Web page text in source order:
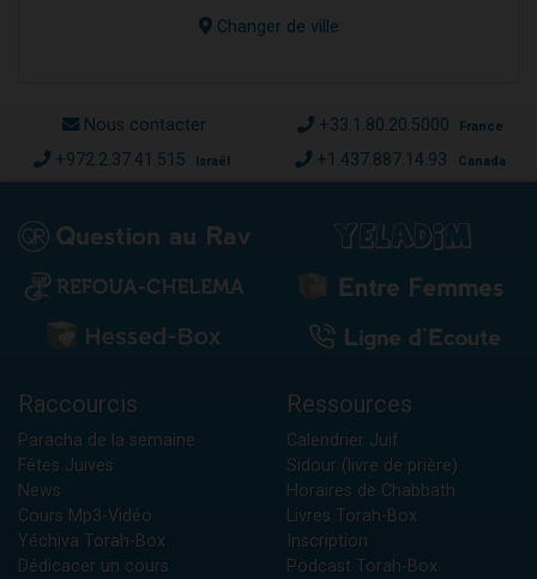
Changer de ville
Nous contacter +33.1.80.20.5000 France
+972.2.37.41.515 Israël +1.437.887.14.93 Canada
Raccourcis
Paracha de la semaine
Fêtes Juives
News
Cours Mp3-Vidéo
Yéchiva Torah-Box
Dédicacer un cours
Ressources
Calendrier Juif
Sidour (livre de prière)
Horaires de Chabbath
Livres Torah-Box
Inscription
Podcast Torah-Box